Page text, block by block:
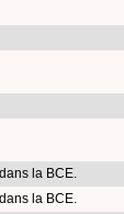
la BCE.
la BCE.